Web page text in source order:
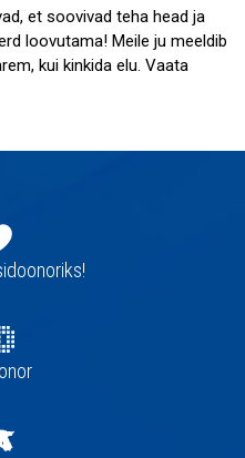
et soovivad teha head ja
loovutama! Meile ju meeldib
kui kinkida elu. Vaata